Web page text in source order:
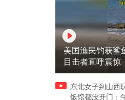
美国渔民钓获鲨
目击者直呼震惊
息）
东北女子到山西
饭馆都没开门：